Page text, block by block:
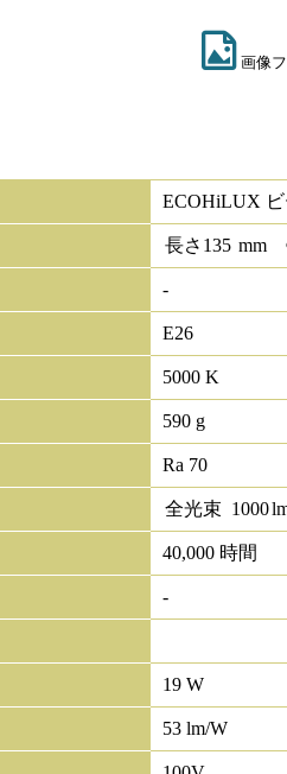
画像
ECOHiLUX
長さ 135 mm
-
E26
5000 K
590 g
Ra 70
全光束 1000
40,000 時間
-
19 W
53 lm/W